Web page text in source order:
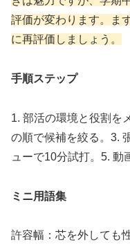
評価が変わります。ま
に再評価しましょう。
手順ステップ
1. 部活の環境と役割
の順で候補を絞る。3.
ューで10分試打。5. 動
ミニ用語集
許容幅：芯を外しても